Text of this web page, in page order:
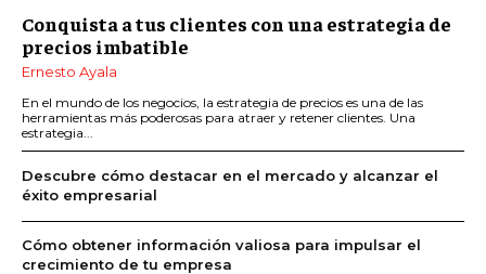
Conquista a tus clientes con una estrategia de
precios imbatible
Ernesto Ayala
En el mundo de los negocios, la estrategia de precios es una de las
herramientas más poderosas para atraer y retener clientes. Una
estrategia...
Descubre cómo destacar en el mercado y alcanzar el
éxito empresarial
Cómo obtener información valiosa para impulsar el
crecimiento de tu empresa